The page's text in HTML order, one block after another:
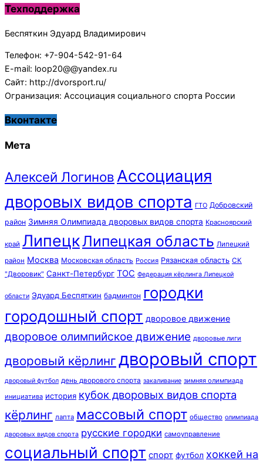
Техподдержка
Беспяткин Эдуард Владимирович
Телефон: +7-904-542-91-64
E-mail: loop20@@yandex.ru
Сайт: http://dvorsport.ru/
Огранизация: Ассоциация социального спорта России
Вконтакте
Мета
Алексей Логинов Ассоциация
дворовых видов спорта ГТО Добровский
район Зимняя Олимпиада дворовых видов спорта Красноярский
край ЛипецкЛипецкая область Липецкий
район Москва Московская область Россия Рязанская область СК
"Дворовик" Санкт-Петербург ТОС Федерация кёрлинга Липецкой
области Эдуард Беспяткин бадминтон городки
городошный спорт дворовое движение
дворовое олимпийское движение дворовые лиги
дворовый кёрлинг дворовый спорт
дворовый футбол день дворового спорта закаливание зимняя олимпиада
инициатива история кубок дворовых видов спорта
кёрлинг лапта массовый спорт общество олимпиада
дворовых видов спорта русские городки самоуправление
социальный спорт спорт футбол хоккей на